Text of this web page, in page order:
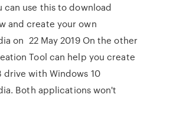
can use this to download
and create your own
on 22 May 2019 On the other
Tool can help you create
drive with Windows 10
Both applications won't